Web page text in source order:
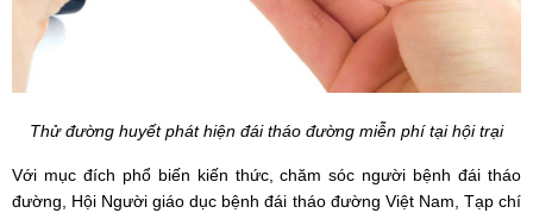
Thử đường huyết phát hiện đái tháo đường miễn phí tại hội trại
Với mục đích phổ biến kiến thức, chăm sóc người bệnh đái tháo
đường, Hội Người giáo dục bệnh đái tháo đường Việt Nam, Tạp chí